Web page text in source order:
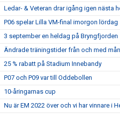
Ledar- & Veteran drar igång igen nästa
P06 spelar Lilla VM-final imorgon lördag
3 september en heldag på Bryngfjorden
Ändrade träningstider från och med
25 % rabatt på Stadium Innebandy
P07 och P09 var till Oddebollen
10-åringarnas cup
Nu är EM 2022 över och vi har vinnare i